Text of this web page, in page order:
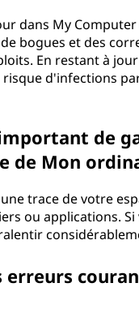
dans My
bogues et des
En restant à
d'infections
de
de Mon
trace de votre
ou applications.
erreurs